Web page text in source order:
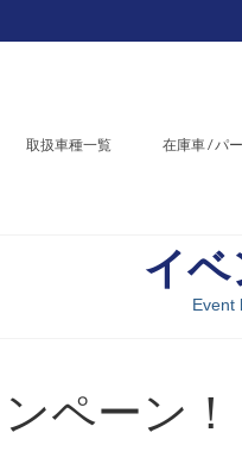
取扱車種一覧 在庫車 / パ
イベ
Event
ペーン！